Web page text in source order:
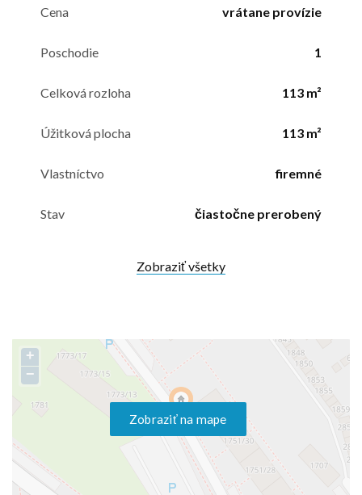
Cena vrátane provízie
Poschodie 1
Celková rozloha 113 m²
Úžitková plocha 113 m²
Vlastníctvo firemné
Stav čiastočne prerobený
Zobraziť všetky
Zobraziť na mape
+
−